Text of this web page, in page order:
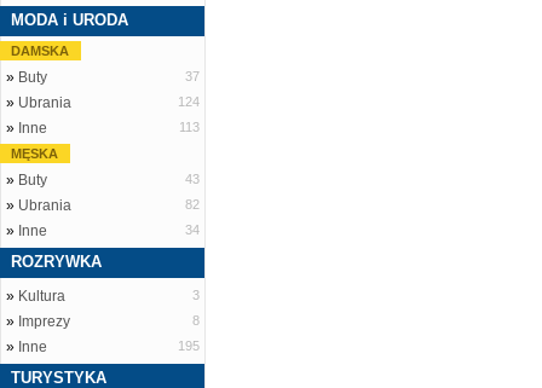
MODA i URODA
DAMSKA
» Buty 37
» Ubrania 124
» Inne
113
MĘSKA
» Buty 43
» Ubrania 82
» Inne 34
ROZRYWKA
» Kultura 3
» Imprezy 8
» Inne 195
TURYSTYKA